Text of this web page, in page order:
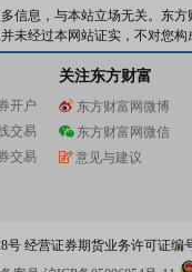
信息，与本站立场无关。东
未经过本网站证实，不对您
开户
交易
交易
关注东方财富
东方财富网微博
东方财富网微信
意见与建议
经营证券期货业务许可证编